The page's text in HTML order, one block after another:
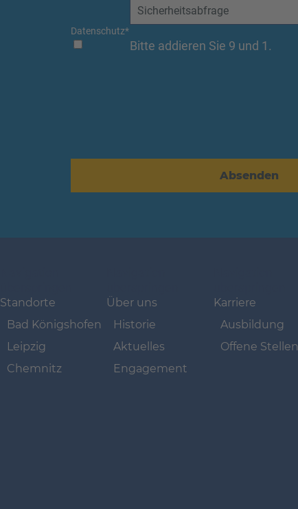
Datenschutz*
Bitte addieren Sie 9 und 1.
Absenden
Standorte
Bad Königshofen
Leipzig
Chemnitz
Über uns
Historie
Aktuelles
Engagement
Karriere
Ausbildung
Offene Stellen